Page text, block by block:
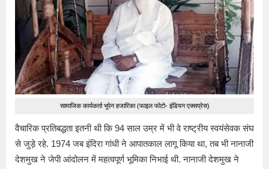
सामाजिक कार्यकर्ता भूपेन हजारिका (फाइल फोटो- इंडियन एक्सप्रेस)
वैचारिक प्रतिबद्धता इतनी थी कि 94 साल उम्र में भी वे राष्ट्रीय स्वयंसेवक संघ
से जुड़े रहे. 1974 जब इंदिरा गांधी ने आपातकाल लागू किया था, तब भी नानाजी
देशमुख ने जेपी आंदोलन में महत्वपूर्ण भूमिका निभाई थी. नानाजी देशमुख ने